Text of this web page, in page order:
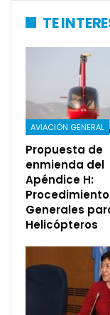
TE
AVIACIÓN GENERAL
Propuesta de
enmienda del
Apéndice H:
Generales
Helicópteros